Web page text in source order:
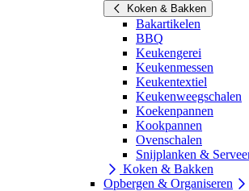
Koken & Bakken
Bakartikelen
BBQ
Keukengerei
Keukenmessen
Keukentextiel
Keukenweegschalen
Koekenpannen
Kookpannen
Ovenschalen
Snijplanken &
Koken & Bakken
Opbergen & Organiseren